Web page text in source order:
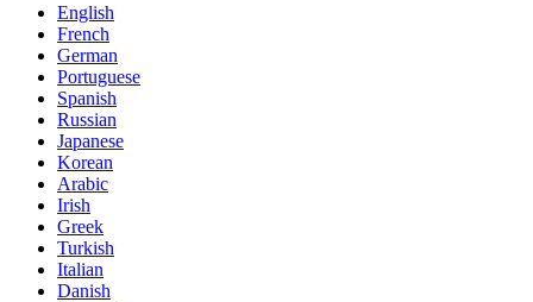
English
French
German
Portuguese
Spanish
Russian
Japanese
Korean
Arabic
Irish
Greek
Turkish
Italian
Danish